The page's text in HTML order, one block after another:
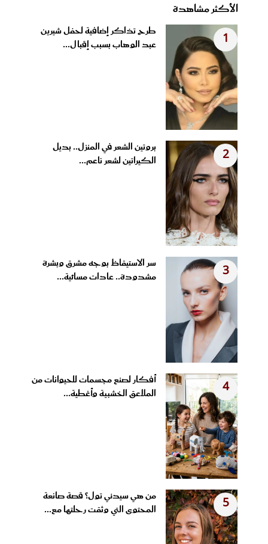
الأكثر مشاهدة
1
طرح تذاكر إضافية لحفل شيرين
عبد الوهاب بسبب إقبال...
2
بروتين الشعر في المنزل.. بديل
الكيراتين لشعر ناعم...
3
سر الاستيقاظ بوجه مشرق وبشرة
مشدودة.. عادات مسائية...
4
أفكار لصنع مجسمات للحيوانات من
الملاعق الخشبية وأغطية...
5
من هي سيدني تول؟ قصة صانعة
المحتوى التي وثقت رحلتها مع...